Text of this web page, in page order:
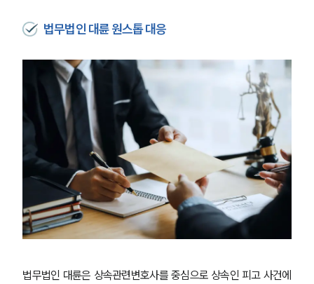
그룹소개
오시는 길
글로벌 파트너 로펌
고객의 소리
통합검색
AI대륜
업무사례
주요 업무사례
사례분석/최신동향
법률정보
법률지식인
법무법인 대륜 원스톱 대응
법무법인 대륜은 상속관련변호사를 중심으로 상속인 피고 사건에